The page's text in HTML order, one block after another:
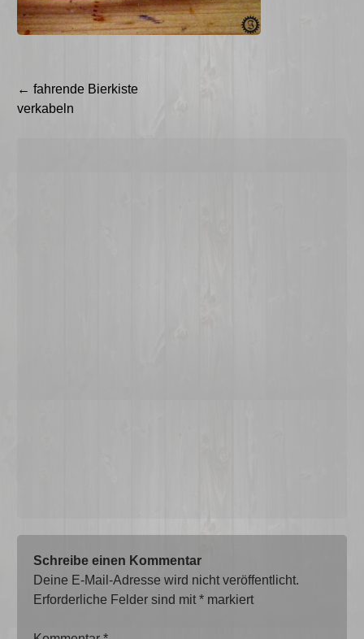
Beitragsnavigation
← fahrende Bierkiste
verkabeln
Schreibe einen Kommentar
Deine E-Mail-Adresse wird nicht veröffentlicht.
Erforderliche Felder sind mit* markiert